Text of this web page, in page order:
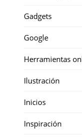
Gadgets
Google
Herramientas
Ilustración
Inicios
Inspiración